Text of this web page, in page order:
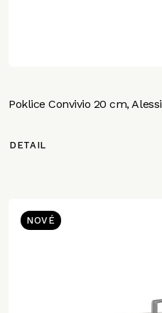
Poklice Convivio 20 cm, Alessi
DETAIL
NOVÉ